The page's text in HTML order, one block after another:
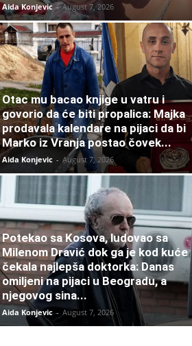
Aida Konjevic - August 7, 2026
Otac mu bacao knjige u vatru i
govorio da će biti propalica: Majka
prodavala kalendare na pijaci da bi
Marko iz Vranja postao čovek...
Aida Konjevic - August 7, 2026
Potekao sa Kosova, ludovao sa
Milenom Dravić dok ga je kod kuće
čekala najlepša doktorka: Danas
omiljeni na pijaci u Beogradu, a
njegovog sina...
Aida Konjevic - August 7, 2026